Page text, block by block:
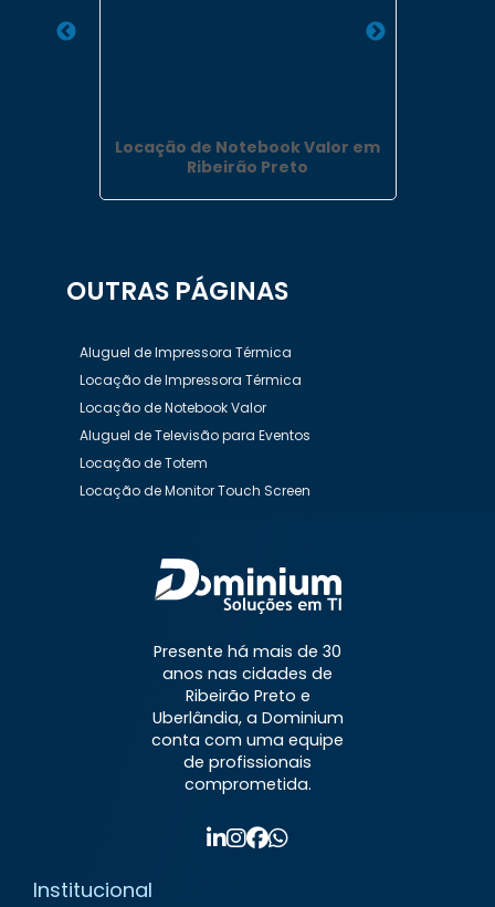
Locação de Notebook Valor em
Ribeirão Preto
OUTRAS PÁGINAS
Aluguel de Impressora Térmica
Locação de Impressora Térmica
Locação de Notebook Valor
Aluguel de Televisão para Eventos
Locação de Totem
Locação de Monitor Touch Screen
Aluguel de Impressora
Aluguel de Impressora a Laser
Aluguel de Impressora Valor
Aluguel de Nobreaks
Aluguel de Notebook
Aluguel de Notebook Mensal
Aluguel de Notebook para Empresas
Aluguel de Notebook Preço
Aluguel de Notebook Valor
Aluguel de Televisão
Aluguel de Totem Interativo
Contrato de Locação de Equipamentos de
Presente há mais de 30
anos nas cidades de
Ribeirão Preto e
Uberlândia, a Dominium
conta com uma equipe
de profissionais
comprometida.
Institucional